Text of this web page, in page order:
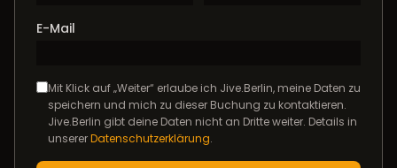
E-Mail
Mit Klick auf „Weiter“ erlaube ich Jive.Berlin, meine Daten zu
speichern und mich zu dieser Buchung zu kontaktieren.
Jive.Berlin gibt deine Daten nicht an Dritte weiter. Details in
unsererDatenschutzerklärung.